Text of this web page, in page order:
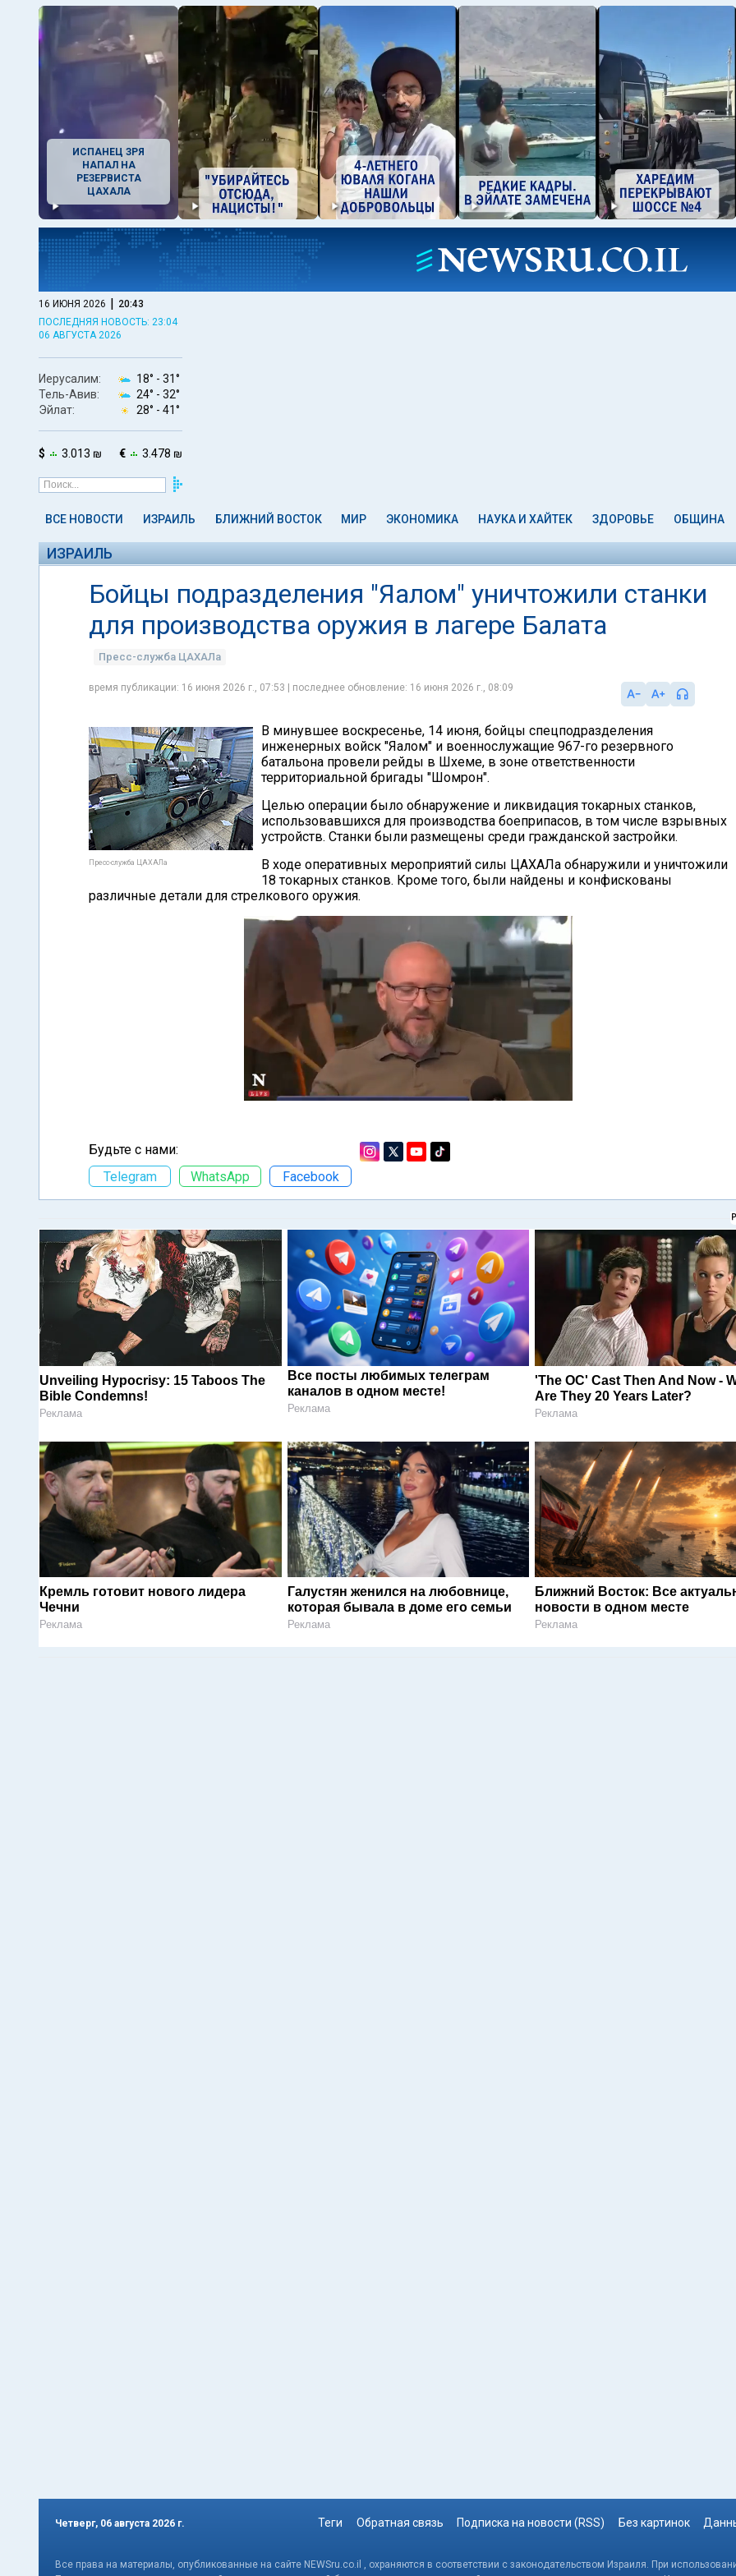
ИСПАНЕЦ ЗРЯ
НАПАЛ НА
РЕЗЕРВИСТА
ЦАХАЛА
16 ИЮНЯ 2026 | 20:43
ПОСЛЕДНЯЯ НОВОСТЬ: 23:04
06 АВГУСТА 2026
Иерусалим: 18° - 31°
Тель-Авив:
24° - 32°
Эйлат:
28° - 41°
$ 3.013 ₪ € 3.478 ₪
ВСЕ НОВОСТИ ИЗРАИЛЬ БЛИЖНИЙ ВОСТОК МИР ЭКОНОМИКА НАУКА И ХАЙТЕК ЗДОРОВЬЕ ОБЩИНА
ИЗРАИЛЬ
Бойцы подразделения "Яалом" уничтожили станки
для производства оружия в лагере Балата
Пресс-служба ЦАХАЛа
время публикации: 16 июня 2026 г., 07:53 | последнее обновление: 16 июня 2026 г., 08:09
Пресс-служба ЦАХАЛа
В минувшее воскресенье, 14 июня, бойцы спецподразделения
инженерных войск "Яалом" и военнослужащие 967-го резервного
батальона провели рейды в Шхеме, в зоне ответственности
территориальной бригады "Шомрон".
Целью операции было обнаружение и ликвидация токарных станков,
использовавшихся для производства боеприпасов, в том числе взрывных
устройств. Станки были размещены среди гражданской застройки.
В ходе оперативных мероприятий силы ЦАХАЛа обнаружили и уничтожили
18 токарных станков. Кроме того, были найдены и конфискованы
различные детали для стрелкового оружия.
Будьте с нами:
Telegram
WhatsApp Facebook
Unveiling Hypocrisy: 15 Taboos The
Bible Condemns!
Реклама
Все посты любимых телеграм
каналов в одном месте!
Реклама
'The OC' Cast Then And Now -
Are They 20 Years Later?
Реклама
Кремль готовит нового лидера
Чечни
Реклама
Галустян женился на любовнице,
которая бывала в доме его семьи
Реклама
Ближний Восток: Все
новости в одном месте
Реклама
Четверг, 06 августа 2026 г. Теги Обратная связь Подписка на новости (RSS) Без картинок
Все права на материалы, опубликованные на сайте NEWSru.co.il , охраняются в соответствии с законодательством Израиля. При